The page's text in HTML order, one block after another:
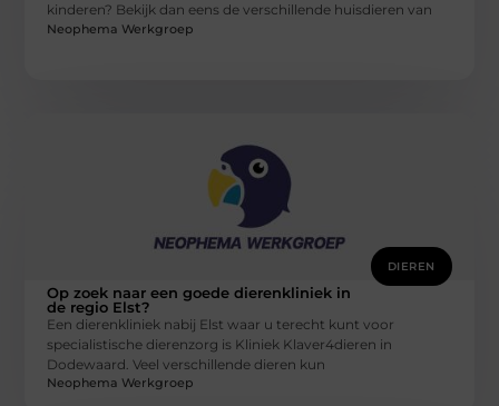
kinderen? Bekijk dan eens de verschillende huisdieren van
Neophema Werkgroep
DIEREN
Op zoek naar een goede dierenkliniek in
de regio Elst?
Een dierenkliniek nabij Elst waar u terecht kunt voor
specialistische dierenzorg is Kliniek Klaver4dieren in
Dodewaard. Veel verschillende dieren kun
Neophema Werkgroep